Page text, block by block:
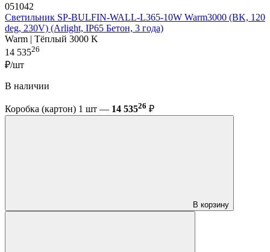
051042
Светильник SP-BULFIN-WALL-L365-10W Warm3000 (BK, 120
deg, 230V) (Arlight, IP65 Бетон, 3 года)
Warm | Тёплый 3000 K
14 53526
₽/шт
В наличии
Коробка (картон) 1 шт — 14 53526 ₽
В корзину